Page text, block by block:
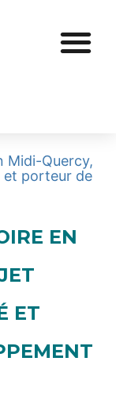
Midi-Quercy,
porteur de
EN
ET